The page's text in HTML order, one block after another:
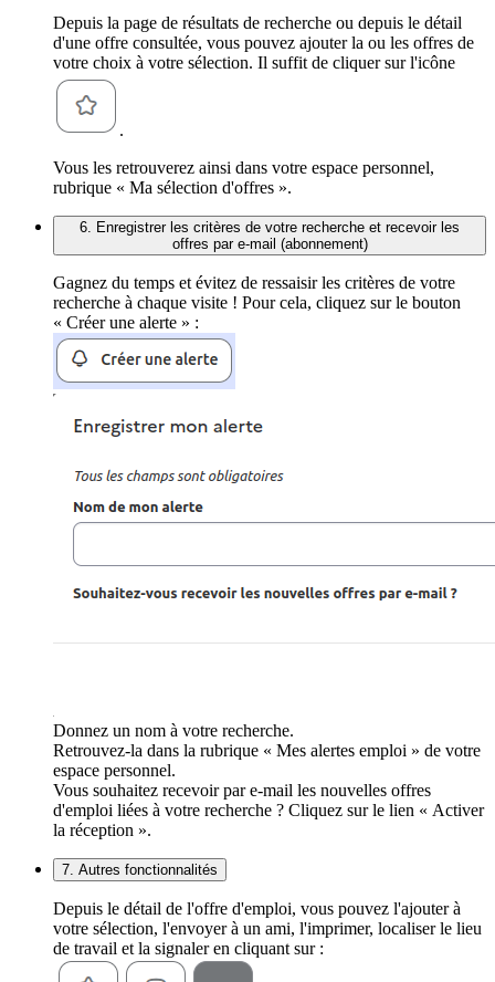
Depuis la page de résultats de recherche ou depuis le détail
d'une offre consultée, vous pouvez ajouter la ou les offres de
votre choix à votre sélection. Il suffit de cliquer sur l'icône
.
Vous les retrouverez ainsi dans votre espace personnel,
rubrique « Ma sélection d'offres ».
6. Enregistrer les critères de votre recherche et recevoir les
offres par e-mail (abonnement)
Gagnez du temps et évitez de ressaisir les critères de votre
recherche à chaque visite ! Pour cela, cliquez sur le bouton
« Créer une alerte » :
Donnez un nom à votre recherche.
Retrouvez-la dans la rubrique « Mes alertes emploi » de votre
espace personnel.
Vous souhaitez recevoir par e-mail les nouvelles offres
d'emploi liées à votre recherche ? Cliquez sur le lien « Activer
la réception ».
7. Autres fonctionnalités
Depuis le détail de l'offre d'emploi, vous pouvez l'ajouter à
votre sélection, l'envoyer à un ami, l'imprimer, localiser le lieu
de travail et la signaler en cliquant sur :